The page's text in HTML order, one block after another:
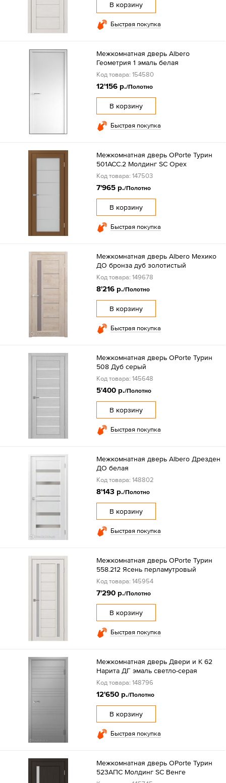
В корзину
Быстрая покупка
Межкомнатная дверь Albero
Геометрия 1 эмаль белая
Код товара: 154580
12'156 р./Полотно
В корзину
Быстрая покупка
Межкомнатная дверь OPorte Турин
501АСС.2 Молдинг SC Орех
Код товара: 147503
7'965 р./Полотно
В корзину
Быстрая покупка
Межкомнатная дверь Albero Мехико
ДО бронза дуб золотистый
Код товара: 149678
8'216 р./Полотно
В корзину
Быстрая покупка
Межкомнатная дверь OPorte Турин
508 Дуб серый
Код товара: 145648
5'400 р./Полотно
В корзину
Быстрая покупка
Межкомнатная дверь Albero Дрезден
ДО белая
Код товара: 148802
8'143 р./Полотно
В корзину
Быстрая покупка
Межкомнатная дверь OPorte Турин
558.212 Ясень перламутровый
Код товара: 145954
7'290 р./Полотно
В корзину
Быстрая покупка
Межкомнатная дверь Двери и К 62
Нарита ДГ эмаль светло-серая
Код товара: 148796
12'650 р./Полотно
В корзину
Быстрая покупка
Межкомнатная дверь OPorte Турин
523АПС Молдинг SC Венге